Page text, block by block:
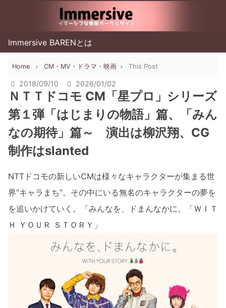
Immersive BARENとは
Home CM・MV・ドラマ・映画 This Post
2018/09/10 2026/01/02
ＮＴＴドコモ CM「星プロ」シリーズ
第１弾「はじまりの物語」篇、「みん
なの期待」篇～ 演出は柳沢翔、CG
制作はslanted
NTTドコモの新しいCMは様々なキャラクターが集まる世
界“キャラまち”。その中にいる無名のキャラクターの夢を
を追いかけていく。「みんなを、ドまんなかに。「ＷＩＴ
Ｈ ＹＯＵＲ ＳＴＯＲＹ」